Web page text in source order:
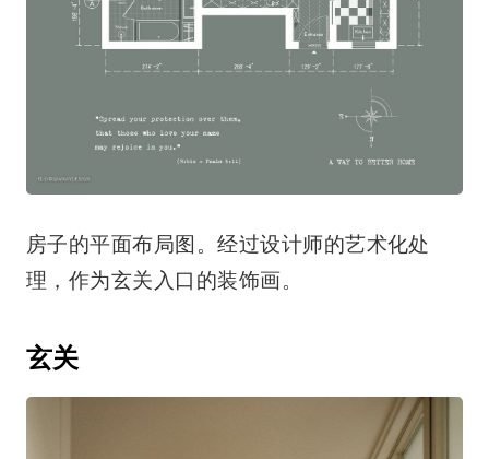
房子的平面布局图。经过设计师的艺术化处
理，作为玄关入口的装饰画。
玄关